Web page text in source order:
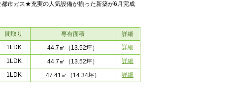
市ガス★充実の人気設備が揃った新築が6月完成
間取り 専有面積
詳細
1LDK 44.7㎡ （13.52坪）
詳細
1LDK 44.7㎡ （13.52坪）
詳細
1LDK 47.41㎡ （14.34坪） 詳細